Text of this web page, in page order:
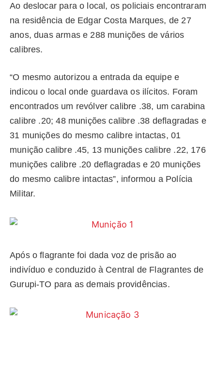
Ao deslocar para o local, os policiais encontraram
na residência de Edgar Costa Marques, de 27
anos, duas armas e 288 munições de vários
calibres.
“O mesmo autorizou a entrada da equipe e
indicou o local onde guardava os ilícitos. Foram
encontrados um revólver calibre .38, um carabina
calibre .20; 48 munições calibre .38 deflagradas e
31 munições do mesmo calibre intactas, 01
munição calibre .45, 13 munições calibre .22, 176
munições calibre .20 deflagradas e 20 munições
do mesmo calibre intactas”, informou a Polícia
Militar.
Após o flagrante foi dada voz de prisão ao
indivíduo e conduzido à Central de Flagrantes de
Gurupi-TO para as demais providências.